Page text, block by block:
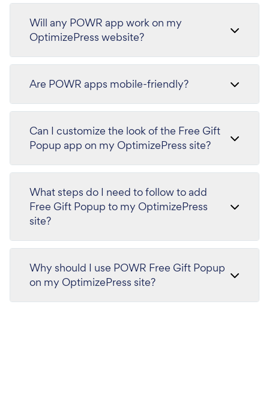
Will any POWR app work on my
OptimizePress website?
Are POWR apps mobile-friendly?
Can I customize the look of the Free Gift
Popup app on my OptimizePress site?
What steps do I need to follow to add
Free Gift Popup to my OptimizePress
site?
Why should I use POWR Free Gift Popup
on my OptimizePress site?